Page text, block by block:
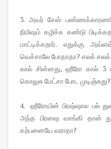
3. அவர் சேஸ்
நிமிஷம் கழிச்சு கண்டு
மாட்டிக்கறார்.. எதுக்கு
வெச்சாலே போதாதா? சலக் சலக்
கால் சின்னது, ஹீரோ கால் 3
கொலுசு மேட்சா போட
4. ஹீரோயின் பிரஷ்ஷால பல்
அந்த பிரஷை வாங்கி தான்
கற்பனையே வராதா?